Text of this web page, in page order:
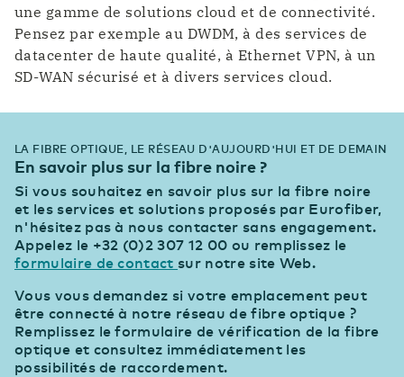
une gamme de solutions cloud et de connectivité.
Pensez par exemple au DWDM, à des services de
datacenter de haute qualité, à Ethernet VPN, à un
SD-WAN sécurisé et à divers services cloud.
LA FIBRE OPTIQUE, LE RÉSEAU D'AUJOURD'HUI ET DE DEMAIN
En savoir plus sur la fibre noire ?
Si vous souhaitez en savoir plus sur la fibre noire
et les services et solutions proposés par Eurofiber,
n'hésitez pas à nous contacter sans engagement.
Appelez le +32 (0)2 307 12 00 ou remplissez le
formulaire de contact sur notre site Web.
Vous vous demandez si votre emplacement peut
être connecté à notre réseau de fibre optique ?
Remplissez le formulaire de vérification de la fibre
optique et consultez immédiatement les
possibilités de raccordement.